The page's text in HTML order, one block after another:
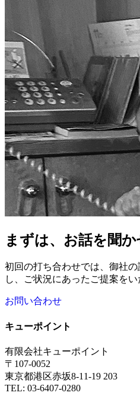
まずは、お話を聞
初回の打ち合わせでは、御社
し、ご状況にあったご提案をい
お問い合わせ
キューポイント
有限会社キューポイント
〒107-0052
東京都港区赤坂8-11-19 203
TEL: 03-6407-0280